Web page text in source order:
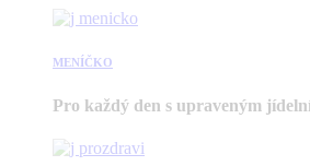
MENÍČKO
Pro každý den s upraveným